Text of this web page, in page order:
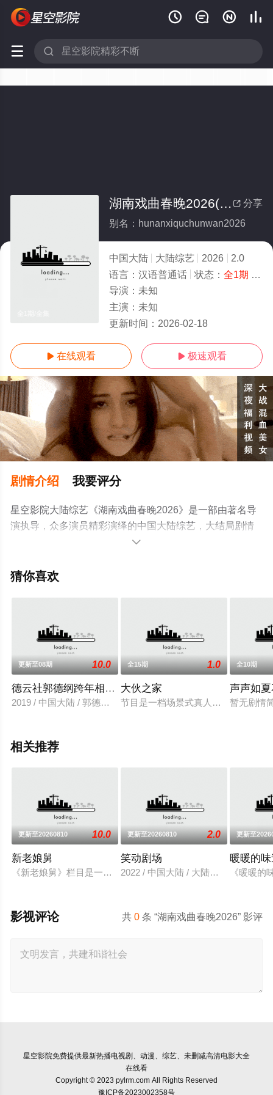
   
 
 分享
湖南戏曲春晚2026(全集)
别名：hunanxiquchunwan2026
中国大陆 大陆综艺 2026
2.0
语言： 汉语普通话 状态： 全1期
导演： 未知
主演： 未知
更新时间： 2026-02-18
 在线观看  极速观看
剧情介绍 我要评分
星空影院大陆综艺《湖南戏曲春晚2026》是一部由著名导
演执导，众多演员精彩演绎的中国大陆综艺，大结局剧情
已揭晓（全1期），手机免费在线观看高清无删减完整版综
艺、电视猫或剧情网等平台了解。

猜你喜欢
更新至08期 10.0
德云社郭德纲跨年相声专场北展站2019
2019 / 中国大陆 / 郭德纲,于谦
全15期 1.0
大伙之家
节目是一档场景式真人情景年番综艺
全10期
声声如
暂无剧情
相关推荐
更新至20260810 10.0
新老娘舅
《新老娘舅》栏目是一档全国首创的调解类谈话节目，由新娱
更新至20260810 2.0
笑动剧场
2022 / 中国大陆 / 大陆综艺
更新至
暖暖的
《暖暖的
共0 条 “湖南戏曲春晚2026” 影评
影视评论
星空影院免费提供最新热播电视剧、动漫、综艺、未删减高清电影大全
在线看
Copyright © 2023 pylrm.com All Rights Reserved
豫ICP备2023002358号